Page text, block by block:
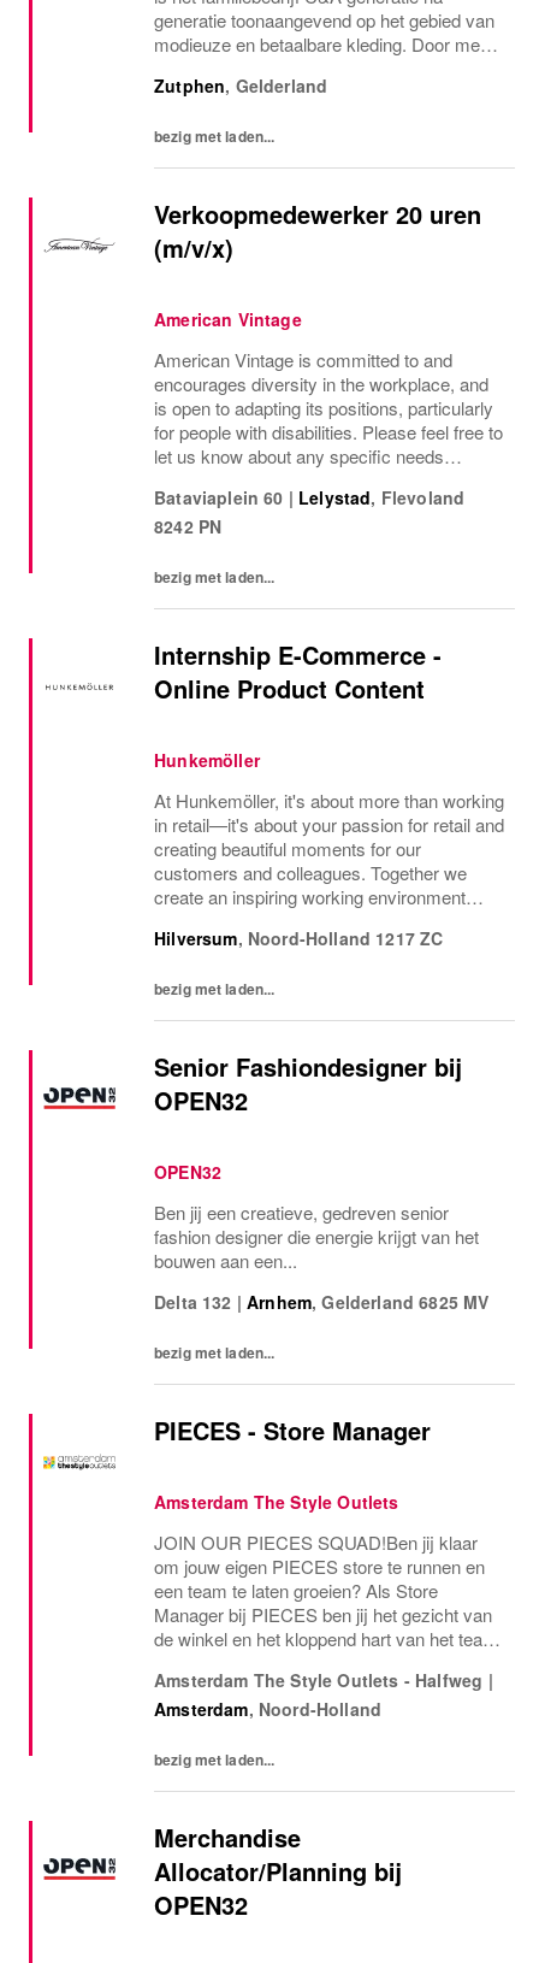
generatie toonaangevend op het gebied van
modieuze en betaalbare kleding. Door mens
bepalen wij de toon voor de mode-industrie...
Zutphen, Gelderland
bezig met laden...
Verkoopmedewerker 20 uren
(m/v/x)
American Vintage
American Vintage is committed to and
encourages diversity in the workplace, and
is open to adapting its positions, particularly
for people with disabilities. Please feel free to
let us know about any specific needs
can provide the most suitable...
Bataviaplein 60 | Lelystad, Flevoland
8242 PN
bezig met laden...
Internship E-Commerce -
Online Product Content
Hunkemöller
At Hunkemöller, it's about more than working
in retail—it's about your passion for retail and
creating beautiful moments for our
customers and colleagues. Together we
create an inspiring working environment
successes are shared. Starting in
Hilversum, Noord-Holland 1217 ZC
bezig met laden...
Senior Fashiondesigner bij
OPEN32
OPEN32
Ben jij een creatieve, gedreven senior
fashion designer die energie krijgt van het
bouwen aan een...
Delta 132 | Arnhem,Gelderland 6825 MV
bezig met laden...
PIECES - Store Manager
Amsterdam The Style Outlets
JOIN OUR PIECES SQUAD!Ben jij klaar
om jouw eigen PIECES store te runnen en
een team te laten groeien? Als Store
Manager bij PIECES ben jij het gezicht van
de winkel en het kloppend hart van het team.
soepel loopt, van sfeer en klantbeleving tot
performance...
Amsterdam The Style Outlets - Halfweg |
Amsterdam, Noord-Holland
bezig met laden...
Merchandise
Allocator/Planning bij
OPEN32